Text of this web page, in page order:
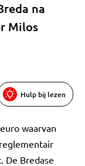
na
Milos
Hulp bij lezen
waarvan
De Bredase